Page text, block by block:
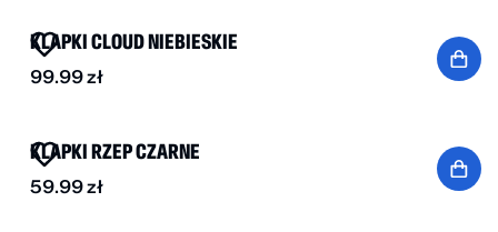
KLAPKI CLOUD NIEBIESKIE
99.99zł
KLAPKI RZEP CZARNE
59.99zł